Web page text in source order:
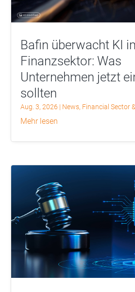
Bafin überwacht KI
Finanzsektor: Was
Unternehmen jetzt
sollten
Aug. 3, 2026 | News, Financial Sector
mehr lesen